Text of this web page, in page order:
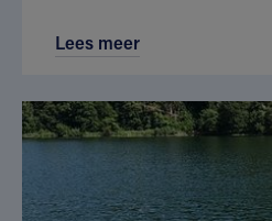
Lees meer